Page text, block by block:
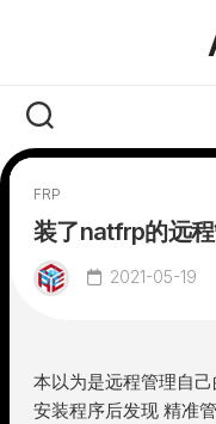
FRP
装了natfrp的远程
2021-05-19
本以为是远程管理自
安装程序后发现 精准